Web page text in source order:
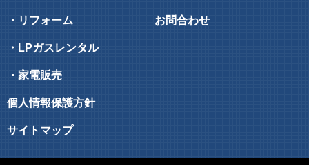
・リフォーム
・LPガスレンタル
・家電販売
お問合わせ
個人情報保護方針
サイトマップ